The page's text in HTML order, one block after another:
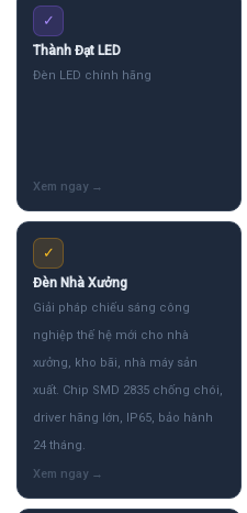
✓
Thành Đạt LED
Đèn LED chính hãng
✓
Đèn Nhà Xưởng
Giải pháp chiếu sáng công
nghiệp thế hệ mới cho nhà
xưởng, kho bãi, nhà máy sản
xuất. Chip SMD 2835 chống chói,
driver hãng lớn, IP65, bảo hành
24 tháng.